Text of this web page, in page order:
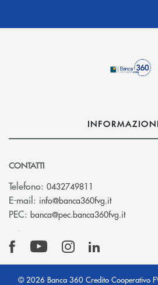
INFORMAZIONI
CONTATTI
Telefono: 0432749811
E-mail: info@banca360fvg.it(si apre
PEC: banca@pec.banca360fvg.it(si apre
© 2026 Banca 360 Credito Cooperativo